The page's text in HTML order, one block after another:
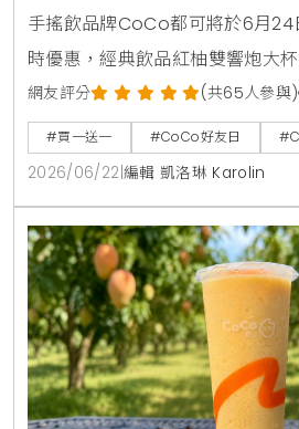
手搖飲品牌CoCo都可將於6月24
時優惠，經典飲品紅柚雙響炮大
元。消費者透過官方LINE帳號領取
點餐平台享有第二杯0元優惠，每
網友評分 (共65人參與)
#買一送一 #CoCo好友日
2026/06/22 編輯 凱洛琳 Karolin